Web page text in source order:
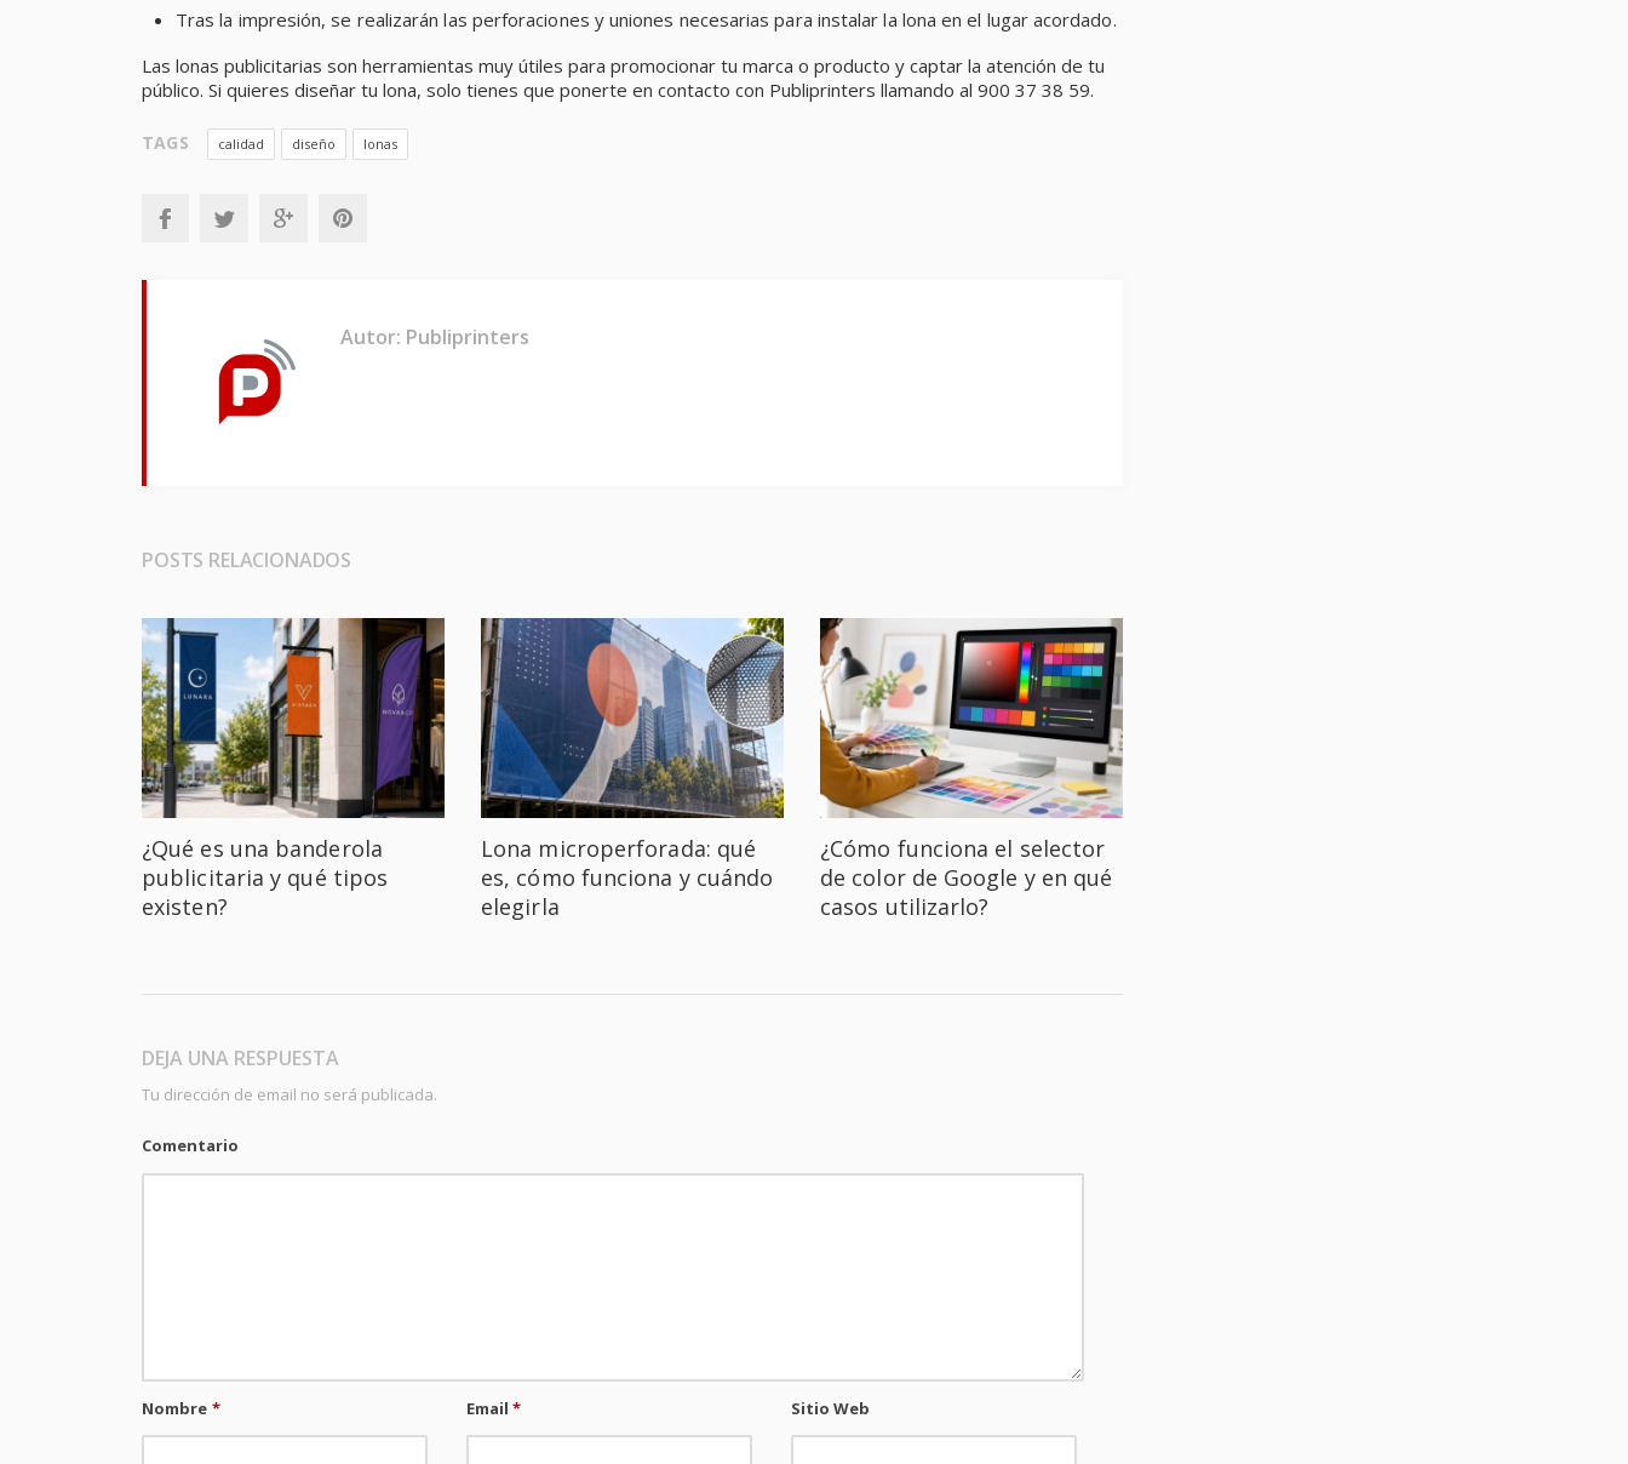
Tras la impresión, se realizarán las perforaciones y uniones necesarias para instalar la lona en el lugar acordado.
Las lonas publicitarias son herramientas muy útiles para promocionar tu marca o producto y captar la atención de tu
público. Si quieres diseñar tu lona, solo tienes que ponerte en contacto con Publiprinters llamando al 900 37 38 59.
TAGS calidad diseño lonas
Autor: Publiprinters
POSTS RELACIONADOS
¿Qué es una banderola
publicitaria y qué tipos
existen?
Lona microperforada: qué
es, cómo funciona y cuándo
elegirla
¿Cómo funciona el selector
de color de Google y en qué
casos utilizarlo?
DEJA UNA RESPUESTA
Tu dirección de email no será publicada.
Comentario
Nombre * Email* Sitio Web